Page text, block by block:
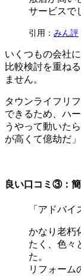
サービスで
引用： みん評
いくつもの会社
比較検討を重ね
ません。
タウンライフリ
できるため、ハ
うやって動いた
が高くて億劫だ
良い口コミ③：
「アドバイ
かなり老朽
たく、色々
た。
リフォーム